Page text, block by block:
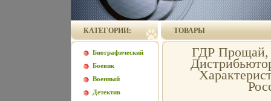
КАТЕГОРИИ:
Биографический
Боевик
Военный
Детектив
ТОВАРЫ
ГДР Прощай,